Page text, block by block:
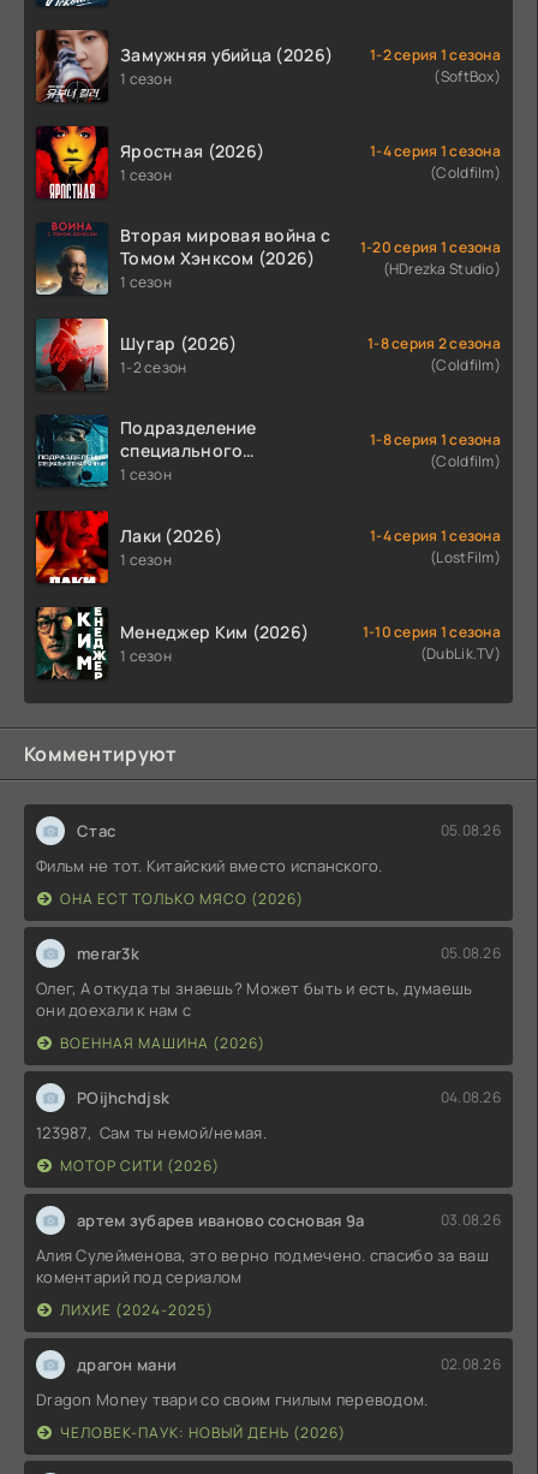
Замужняя убийца (2026)
1 сезон
1-2 серия 1 сезона
(SoftBox)
Яростная (2026)
1 сезон
1-4 серия 1 сезона
(Coldfilm)
Вторая мировая война с
Томом Хэнксом (2026)
1 сезон
1-20 серия 1 сезона
(HDrezka Studio)
Шугар (2026)
1-2 сезон
1-8 серия 2 сезона
(Coldfilm)
Подразделение
специального
назначения (2026)
1 сезон
1-8 серия 1 сезона
(Coldfilm)
Лаки (2026)
1 сезон
1-4 серия 1 сезона
(LostFilm)
Менеджер Ким (2026)
1 сезон
1-10 серия 1 сезона
(DubLik.TV)
Комментируют
Стас 05.08.26
Фильм не тот. Китайский вместо испанского.
ОНА ЕСТ ТОЛЬКО МЯСО (2026)
merar3k 05.08.26
Олег, А откуда ты знаешь? Может быть и есть, думаешь
они доехали к нам с
ВОЕННАЯ МАШИНА (2026)
POijhchdjsk 04.08.26
123987, Сам ты немой/немая.
МОТОР СИТИ (2026)
артем зубарев иваново сосновая 9а 03.08.26
Алия Сулейменова, это верно подмечено. спасибо за ваш
коментарий под сериалом
ЛИХИЕ (2024-2025)
драгон мани 02.08.26
Dragon Money твари со своим гнилым переводом.
ЧЕЛОВЕК-ПАУК: НОВЫЙ ДЕНЬ (2026)